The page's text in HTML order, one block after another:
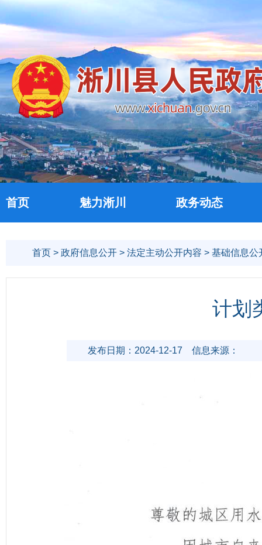
首页 魅力淅川 政务动态
首页 > 政府信息公开 > 法定主动公开内容 > 基础信息公
计划
发布日期：2024-12-17 信息来源：